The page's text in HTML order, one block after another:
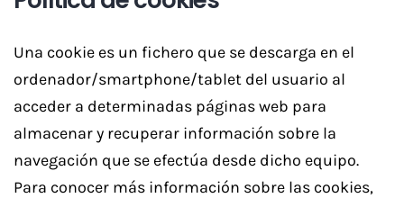
Una cookie es un fichero que se descarga en el
ordenador/smartphone/tablet del usuario al
acceder a determinadas páginas web para
almacenar y recuperar información sobre la
navegación que se efectúa desde dicho equipo.
Para conocer más información sobre las cookies,